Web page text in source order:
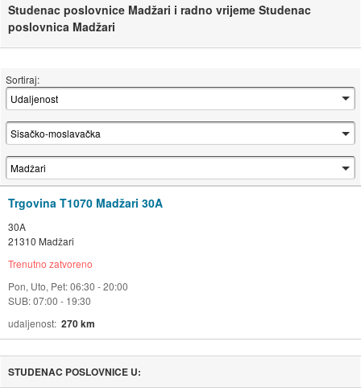
Studenac poslovnice Madžari i radno vrijeme Studenac
poslovnica Madžari
Sortiraj:
Trgovina T1070 Madžari 30A
30A
21310 Madžari
Trenutno zatvoreno
Pon, Uto, Pet: 06:30 - 20:00
SUB: 07:00 - 19:30
udaljenost 270 km
STUDENAC POSLOVNICE U: